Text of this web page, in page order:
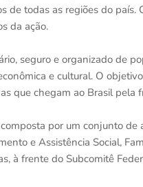
de todas as regiões do país.
da ação.
seguro e organizado de
e cultural. O
que chegam ao Brasil pela
por um conjunto de
e Assistência Social,
à frente do Subcomitê